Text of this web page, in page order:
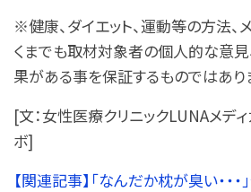
※健康、ダイエット、運動等の方法、
くまでも取材対象者の個人的な意見
果がある事を保証するものではあり
[文：女性医療クリニックLUNAメデ
ボ]
【関連記事】「なんだか枕が臭い・・